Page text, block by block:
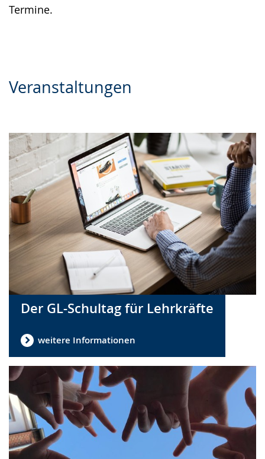
Termine.
Veranstaltungen
Der GL-Schultag für Lehrkräfte
weitere Informationen